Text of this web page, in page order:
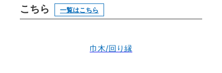
こちら
一覧はこちら
巾木/回り縁